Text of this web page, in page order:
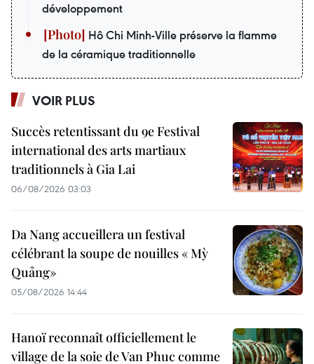
développement
Hô Chi Minh-Ville préserve la flamme
de la céramique traditionnelle
VOIR PLUS
Succès retentissant du 9e Festival
international des arts martiaux
traditionnels à Gia Lai
06/08/2026 03:03
Da Nang accueillera un festival
célébrant la soupe de nouilles « Mỳ
Quảng»
05/08/2026 14:44
Hanoï reconnaît officiellement le
village de la soie de Van Phuc comme